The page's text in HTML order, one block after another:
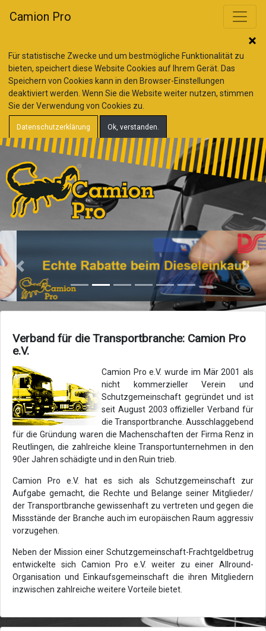
Für statistische Zwecke und um bestmögliche Funktionalität zu
bieten, speichert diese Website Cookies auf Ihrem Gerät. Das
Speichern von Cookies kann in den Browser-Einstellungen
deaktiviert werden. Wenn Sie die Website weiter nutzen, stimmen
Sie der Verwendung von Cookies zu.
Datenschutzerklärung Ok, verstanden.
Camion Pro
Zurück Vor
Verband für die Transportbranche: Camion Pro
e.V.
Camion Pro e.V. wurde im Mär 2001 als
nicht kommerzieller Verein und
Schutzgemeinschaft gegründet und ist
seit August 2003 offizieller Verband für
die Transportbranche. Ausschlaggebend
für die Gründung waren die Machenschaften der Firma Renz in
Reutlingen, die zahlreiche kleine Transportunternehmen in den
90er Jahren schädigte und in den Ruin trieb.
Camion Pro e.V. hat es sich als Schutzgemeinschaft zur
Aufgabe gemacht, die Rechte und Belange seiner Mitglieder/
der Transportbranche gewissenhaft zu vertreten und gegen die
Missstände der Branche auch im europäischen Raum aggressiv
vorzugehen.
Neben der Mission einer Schutzgemeinschaft-Frachtgeldbetrug
entwickelte sich Camion Pro e.V. weiter zu einer Allround-
Organisation und Einkaufsgemeinschaft die ihren Mitgliedern
inzwischen zahlreiche weitere Vorteile bietet.